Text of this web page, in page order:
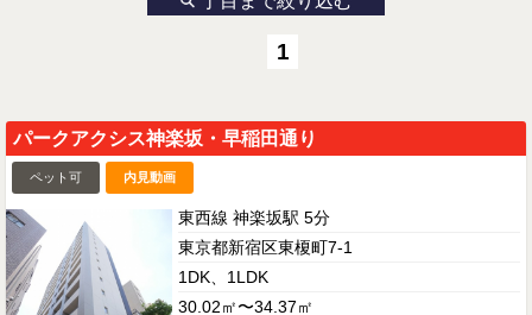
1
パークアクシス神楽坂・早稲田通り
ペット可 内見動画
東西線 神楽坂駅 5分
東京都新宿区東榎町7-1
1DK、1LDK
30.02㎡〜34.37㎡